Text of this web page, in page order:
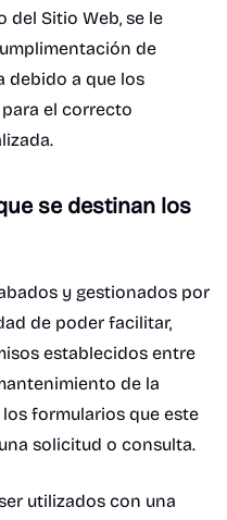
Sitio Web, se le
de
debido a que los
el correcto
se destinan los
y gestionados por
de poder facilitar,
establecidos entre
de la
formularios que este
solicitud o consulta.
utilizados con una